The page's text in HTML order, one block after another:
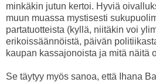
minkäkin jutun kertoi. Hyviä
muun muassa mystisesti
partatuotteista (kyllä, niitäkin voi
erikoissäännöistä, päivän
kaupan kassajonoista ja mitä näitä
Se täytyy myös sanoa, että Ihana